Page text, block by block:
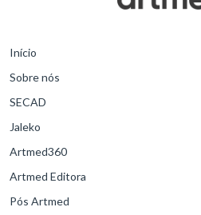
Início
Sobre nós
SECAD
Jaleko
Artmed360
Artmed Editora
Pós Artmed